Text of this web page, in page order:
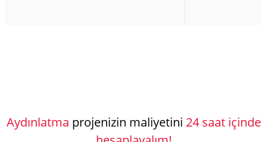
Aydınlatma projenizin maliyetini 24 saat içinde